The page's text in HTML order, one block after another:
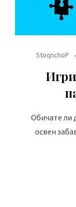
StoqnchoP
Обичате ли
освен